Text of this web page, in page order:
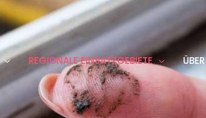
REGIONALE EINSATZGEBIETE